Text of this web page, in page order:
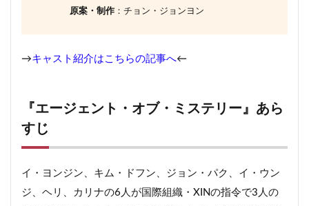
原案・制作 ：チョン・ジョンヨン
→キャスト紹介はこちらの記事へ←
『エージェント・オブ・ミステリー』あら
すじ
イ・ヨンジン、キム・ドフン、ジョン・パク、イ・ウン
ジ、ヘリ、カリナの6人が国際組織・XINの指令で3人の